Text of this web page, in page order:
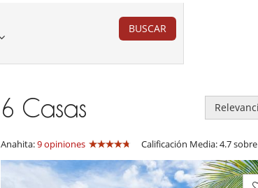
BUSCAR
6 Casas
Anahita:9 opiniones Calificación Media: 4.7